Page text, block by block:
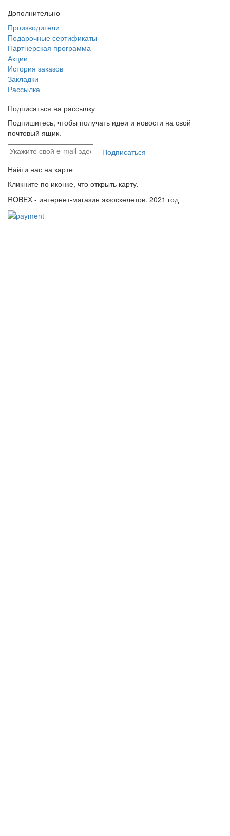
Дополнительно
Производители
Подарочные сертификаты
Партнерская программа
Акции
История заказов
Закладки
Рассылка
Подписаться на рассылку
Подпишитесь, чтобы получать идеи и новости на свой
почтовый ящик.
Подписаться
Найти нас на карте
Кликните по иконке, что открыть карту.
ROBEX - интернет-магазин экзоскелетов. 2021 год